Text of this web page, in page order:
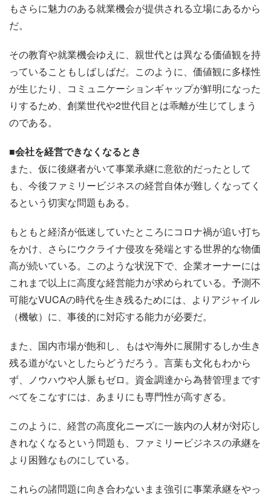
もさらに魅力のある就業機会が提供される立場にあるから
だ。
その教育や就業機会ゆえに、親世代とは異なる価値観を持
っていることもしばしばだ。このように、価値観に多様性
が生じたり、コミュニケーションギャップが鮮明になった
りするため、創業世代や2世代目とは乖離が生じてしまう
のである。
■会社を経営できなくなるとき
また、仮に後継者がいて事業承継に意欲的だったとして
も、今後ファミリービジネスの経営自体が難しくなってく
るという切実な問題もある。
もともと経済が低迷していたところにコロナ禍が追い打ち
をかけ、さらにウクライナ侵攻を発端とする世界的な物価
高が続いている。このような状況下で、企業オーナーには
これまで以上に高度な経営能力が求められている。予測不
可能なVUCAの時代を生き残るためには、よりアジャイル
（機敏）に、事後的に対応する能力が必要だ。
また、国内市場が飽和し、もはや海外に展開するしか生き
残る道がないとしたらどうだろう。言葉も文化もわから
ず、ノウハウや人脈もゼロ。資金調達から為替管理まです
べてをこなすには、あまりにも専門性が高すぎる。
このように、経営の高度化ニーズに一族内の人材が対応し
きれなくなるという問題も、ファミリービジネスの承継を
より困難なものにしている。
これらの諸問題に向き合わないまま強引に事業承継をやっ